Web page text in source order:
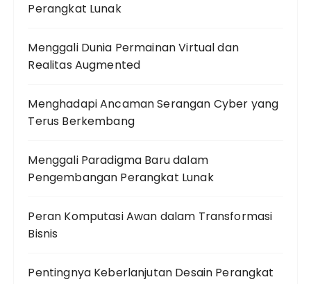
Perangkat Lunak
Menggali Dunia Permainan Virtual dan
Realitas Augmented
Menghadapi Ancaman Serangan Cyber yang
Terus Berkembang
Menggali Paradigma Baru dalam
Pengembangan Perangkat Lunak
Peran Komputasi Awan dalam Transformasi
Bisnis
Pentingnya Keberlanjutan Desain Perangkat